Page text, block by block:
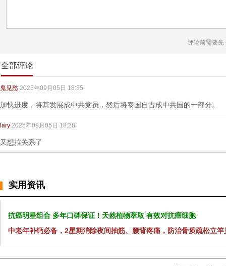
评论前需要先
全部评论
鬼见愁 2025年09月05日 18:35
加快进度，将其发展成中共党员，然后将泰国自古成中共国的一部分。
lary 2025年09月05日 18:28
又想拉关系了
实用资讯
抗癌明星组合 多年口碑保证！天然植物萃取 有效对抗癌细胞
中老年补钙必备，2星期消除夜间抽筋、腰背疼痛，防治骨质疏松立竿